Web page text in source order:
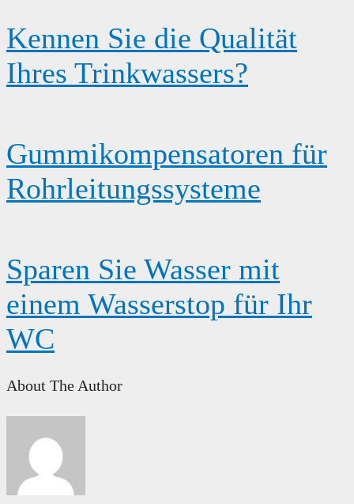
Kennen Sie die Qualität
Ihres Trinkwassers?
Gummikompensatoren für
Rohrleitungssysteme
Sparen Sie Wasser mit
einem Wasserstop für Ihr
WC
About The Author